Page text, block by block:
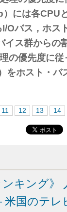
には各CPU
Oバス，ホス
イス群からの
の優先度に
をホスト・バ
11 12 13 14
キング》
国のテレ